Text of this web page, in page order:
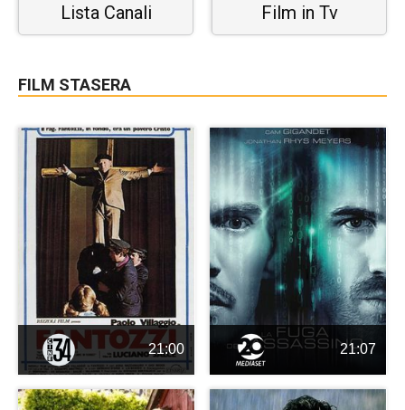
Lista Canali Film in Tv
FILM STASERA
21:00 21:07